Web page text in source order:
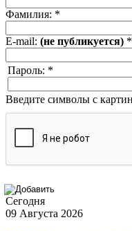
Фамилия: *
E-mail: (не публикуется) *
Пароль: *
Введите символы с
Сегодня
09 Августа 2026